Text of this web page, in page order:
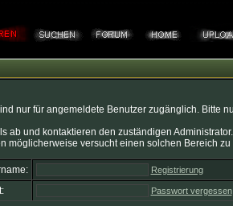
nur für angemeldete Benutzer zugänglich. Bitte
ab und kontaktieren den zuständigen Administrator.
möglicherweise versucht einen solchen Bereich zu
Registrierung
Passwort vergessen